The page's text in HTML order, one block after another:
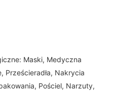
Maski, Medyczna
Prześcieradła, Nakrycia
Pościel, Narzuty,